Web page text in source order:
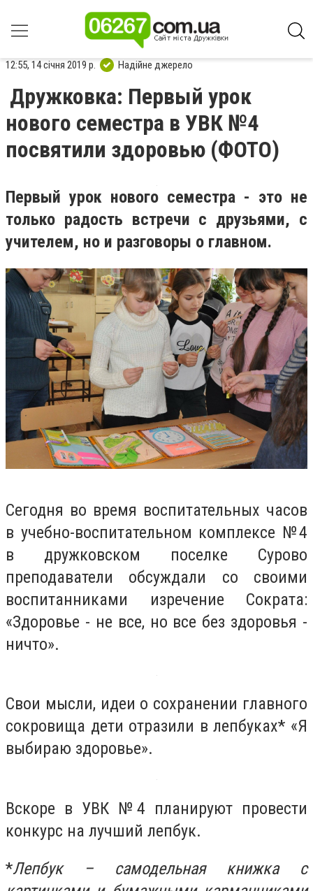
12:55, 14 січня 2019 р. Надійне джерело
Дружковка: Первый урок
нового семестра в УВК №4
посвятили здоровью (ФОТО)
Первый урок нового семестра - это не
только радость встречи с друзьями, с
учителем, но и разговоры о главном.
Сегодня во время воспитательных часов
в учебно-воспитательном комплексе №4
в дружковском поселке Сурово
преподаватели обсуждали со своими
воспитанниками изречение Сократа:
«Здоровье - не все, но все без здоровья -
ничто».
Свои мысли, идеи о сохранении главного
сокровища дети отразили в лепбуках* «Я
выбираю здоровье».
Вскоре в УВК №4 планируют провести
конкурс на лучший лепбук.
*Лепбук – самодельная книжка с